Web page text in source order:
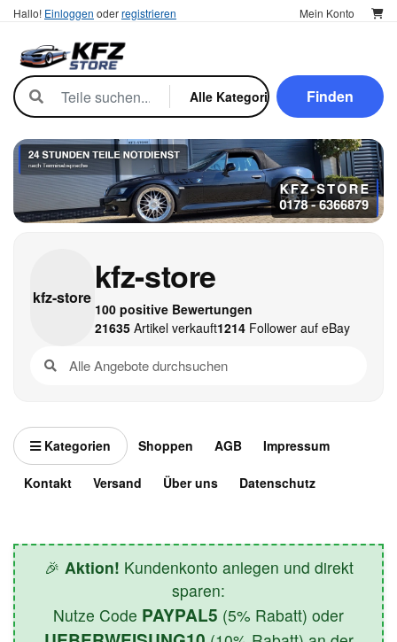
Hallo! Einloggen oderregistrieren Mein Konto
Finden
kfz-store
kfz-store
100 positive Bewertungen
21635Artikel verkauft1214Follower auf eBay
Kategorien Shoppen AGB Impressum
Kontakt Versand Über uns Datenschutz
🎉 Aktion! Kundenkonto anlegen und direkt
sparen:
Nutze Code PAYPAL5 (5% Rabatt) oder